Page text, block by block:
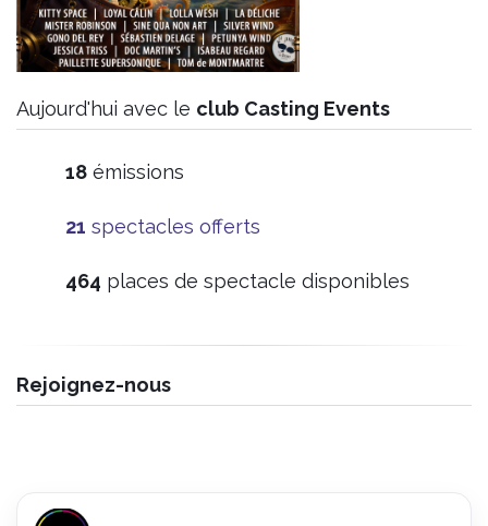
Aujourd'hui avec le club Casting Events
19 émissions
21 spectacles offerts
482 places de spectacle disponibles
Rejoignez-nous